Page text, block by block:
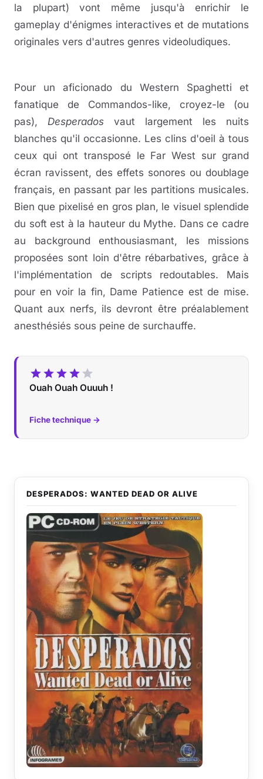
la plupart) vont même jusqu'à enrichir le
gameplay d'énigmes interactives et de mutations
originales vers d'autres genres videoludiques.
Pour un aficionado du Western Spaghetti et
fanatique de Commandos-like, croyez-le (ou
pas), Desperados vaut largement les nuits
blanches qu'il occasionne. Les clins d'oeil à tous
ceux qui ont transposé le Far West sur grand
écran ravissent, des effets sonores ou doublage
français, en passant par les partitions musicales.
Bien que pixelisé en gros plan, le visuel splendide
du soft est à la hauteur du Mythe. Dans ce cadre
au background enthousiasmant, les missions
proposées sont loin d'être rébarbatives, grâce à
l'implémentation de scripts redoutables. Mais
pour en voir la fin, Dame Patience est de mise.
Quant aux nerfs, ils devront être préalablement
anesthésiés sous peine de surchauffe.
Ouah Ouah Ouuuh !
Fiche technique →
DESPERADOS: WANTED DEAD OR ALIVE